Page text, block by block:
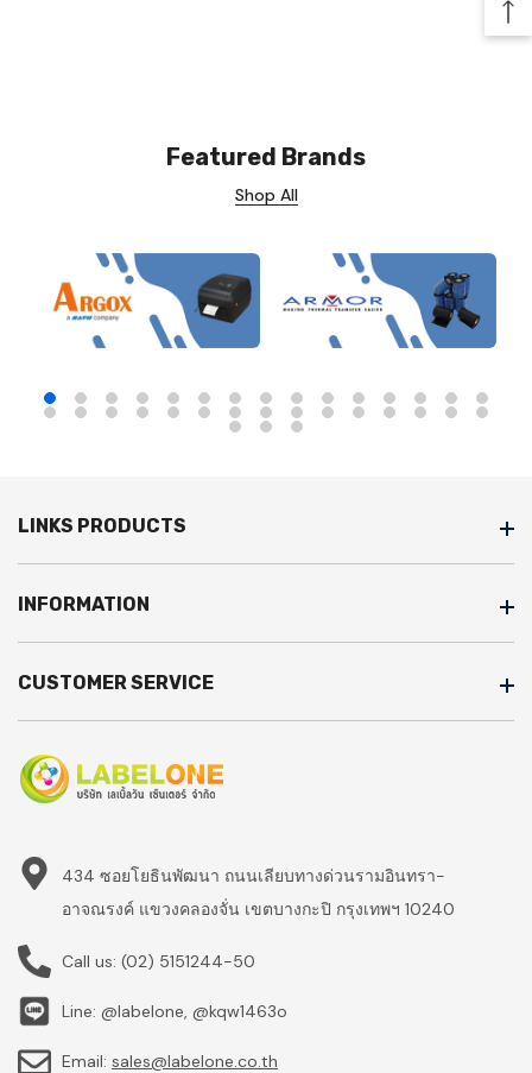
Featured Brands
Shop All
LINKS PRODUCTS
INFORMATION
CUSTOMER SERVICE
434 ซอยโยธินพัฒนา ถนนเลียบทางด่วนรามอินทรา-
อาจณรงค์ แขวงคลองจั่น เขตบางกะปิ กรุงเทพฯ 10240
Call us: (02) 5151244-50
Line: @labelone, @kqw1463o
Email: sales@labelone.co.th